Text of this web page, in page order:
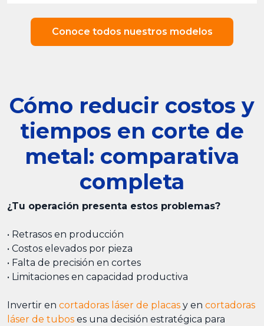
Conoce todos nuestros modelos
Cómo reducir costos y
tiempos en corte de
metal: comparativa
completa
¿Tu operación presenta estos problemas?
• Retrasos en producción
• Costos elevados por pieza
• Falta de precisión en cortes
• Limitaciones en capacidad productiva
Invertir en cortadoras láser de placas y en cortadoras
láser de tubos es una decisión estratégica para